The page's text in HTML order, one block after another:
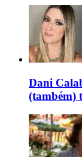
Dani
(também)